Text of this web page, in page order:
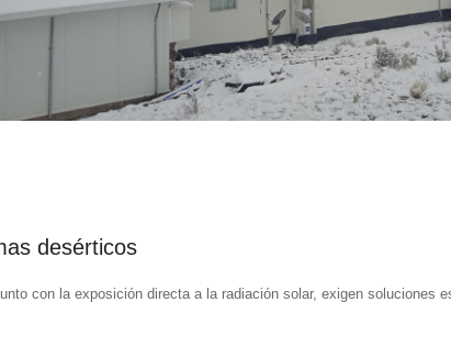
desérticos
con la exposición directa a la radiación solar, exigen soluciones